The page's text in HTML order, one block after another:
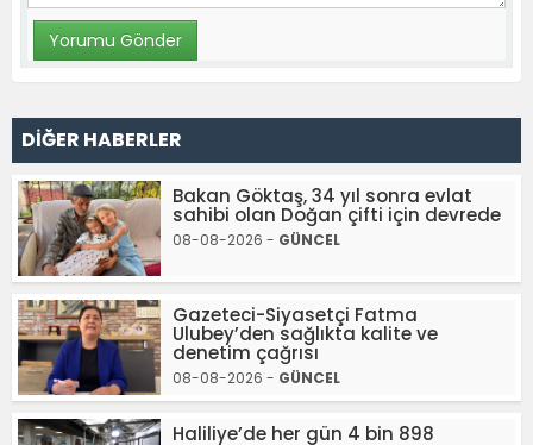
DİĞER HABERLER
Bakan Göktaş, 34 yıl sonra evlat
sahibi olan Doğan çifti için devrede
08-08-2026 - GÜNCEL
Gazeteci-Siyasetçi Fatma
Ulubey’den sağlıkta kalite ve
denetim çağrısı
08-08-2026 - GÜNCEL
Haliliye’de her gün 4 bin 898